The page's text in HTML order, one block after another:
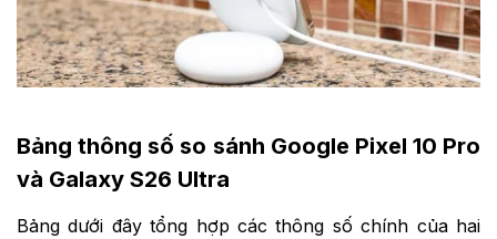
Bảng thông số so sánh Google Pixel 10 Pro
và Galaxy S26 Ultra
Bảng dưới đây tổng hợp các thông số chính của hai